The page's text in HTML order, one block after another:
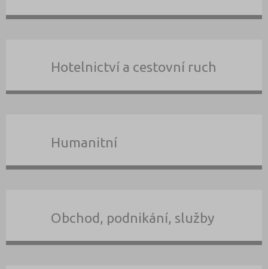
Hotelnictví a cestovní ruch
Humanitní
Obchod, podnikání, služby